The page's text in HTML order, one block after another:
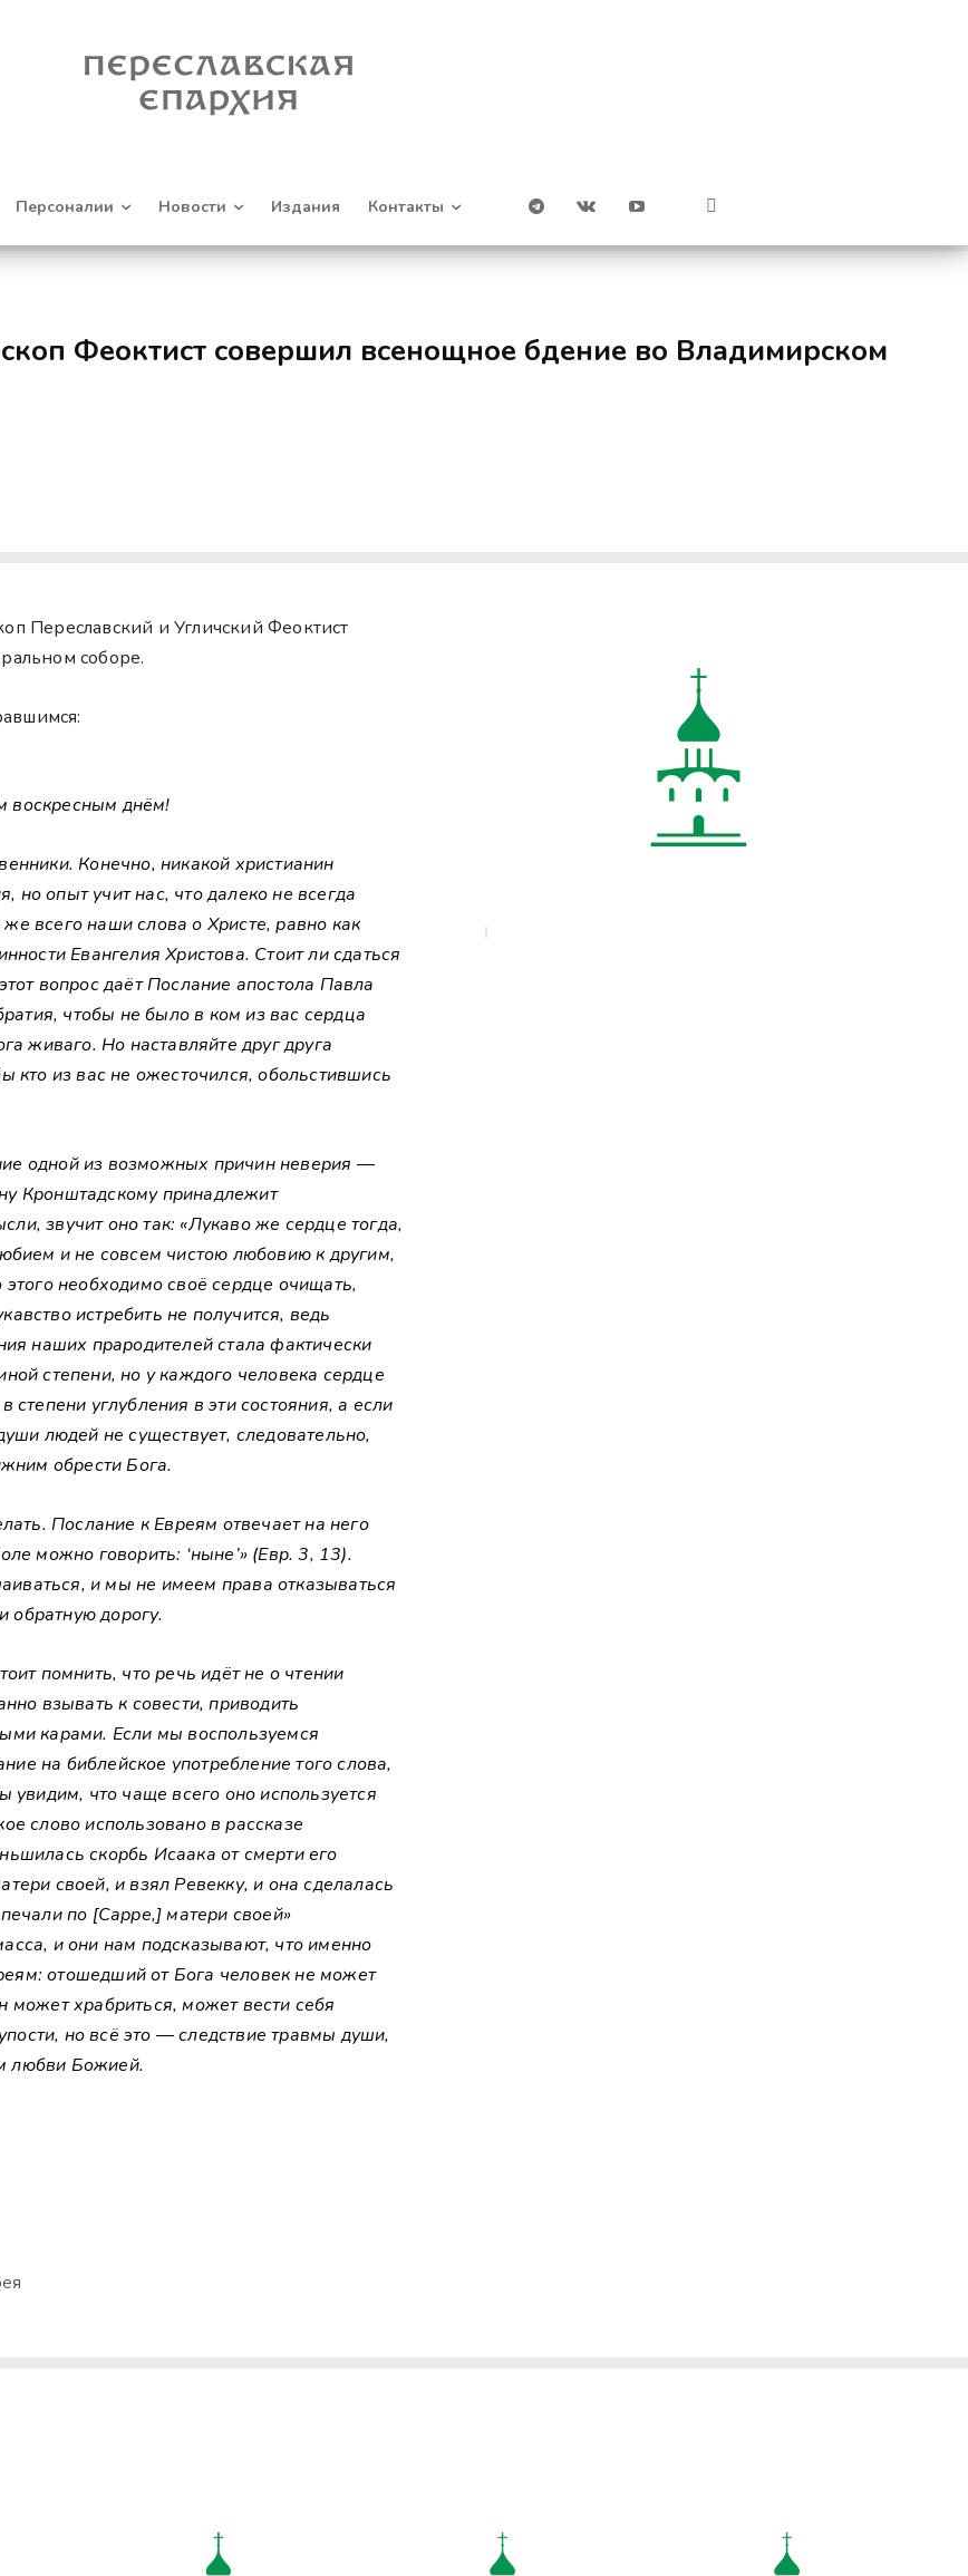
Персоналии Новости Издания Контакты
Феоктист совершил всенощное бдение во Владимирском
Переславский и Угличский Феоктист
соборе.
воскресным днём!
Конечно, никакой христианин
опыт учит нас, что далеко не всегда
всего наши слова о Христе, равно как
Евангелия Христова. Стоит ли сдаться
вопрос даёт Послание апостола Павла
чтобы не было в ком из вас сердца
живаго. Но наставляйте друг друга
кто из вас не ожесточился, обольстившись
одной из возможных причин неверия —
Кронштадскому принадлежит
звучит оно так: «Лукаво же сердце тогда,
и не совсем чистою любовию к другим,
необходимо своё сердце очищать,
истребить не получится, ведь
наших прародителей стала фактически
степени, но у каждого человека сердце
углубления в эти состояния, а если
людей не существует, следовательно,
обрести Бога.
Послание к Евреям отвечает на него
можно говорить: ‘ныне’» (Евр. 3, 13).
и мы не имеем права отказываться
дорогу.
помнить, что речь идёт не о чтении
взывать к совести, приводить
карами. Если мы воспользуемся
на библейское употребление того слова,
увидим, что чаще всего оно используется
слово использовано в рассказе
скорбь Исаака от смерти его
своей, и взял Ревекку, и она сделалась
по [Сарре,] матери своей»
и они нам подсказывают, что именно
отошедший от Бога человек не может
может храбриться, может вести себя
но всё это — следствие травмы души,
любви Божией.